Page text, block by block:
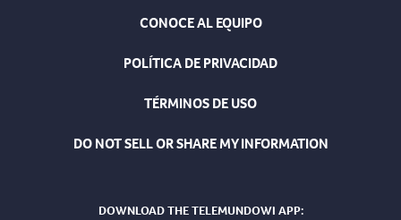
CONOCE AL EQUIPO
POLÍTICA DE PRIVACIDAD
TÉRMINOS DE USO
DO NOT SELL OR SHARE MY INFORMATION
DOWNLOAD THE TELEMUNDOWI APP: